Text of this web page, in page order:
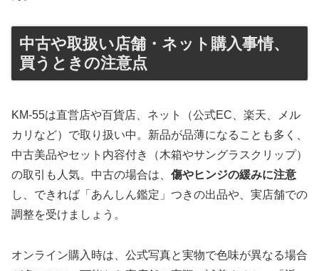
中古や取扱い店舗・ネット購入事情、
買うときの注意点
KM-55は直営店や百貨店、ネット（公式EC、楽天、メル
カリなど）で取り扱い中。新品が品薄になることも多く、
中古美品やセット内容付き（木箱やサングラスクリップ）
の取引も人気。中古の場合は、 傷やヒンジの緩みに注意
し、できれば「あんしん鑑定」つきの出品や、実店舗での
調整を受けましょう。
オンライン購入時は、公式写真と実物で色味が異なる場合